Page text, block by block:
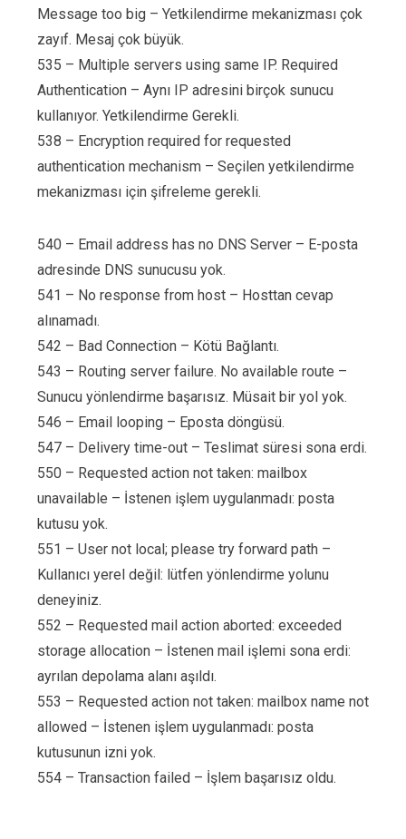
Message too big – Yetkilendirme mekanizması çok
zayıf. Mesaj çok büyük.
535 – Multiple servers using same IP. Required
Authentication – Aynı IP adresini birçok sunucu
kullanıyor. Yetkilendirme Gerekli.
538 – Encryption required for requested
authentication mechanism – Seçilen yetkilendirme
mekanizması için şifreleme gerekli.
540 – Email address has no DNS Server – E-posta
adresinde DNS sunucusu yok.
541 – No response from host – Hosttan cevap
alınamadı.
542 – Bad Connection – Kötü Bağlantı.
543 – Routing server failure. No available route –
Sunucu yönlendirme başarısız. Müsait bir yol yok.
546 – Email looping – Eposta döngüsü.
547 – Delivery time-out – Teslimat süresi sona erdi.
550 – Requested action not taken: mailbox
unavailable – İstenen işlem uygulanmadı: posta
kutusu yok.
551 – User not local; please try forward path –
Kullanıcı yerel değil: lütfen yönlendirme yolunu
deneyiniz.
552 – Requested mail action aborted: exceeded
storage allocation – İstenen mail işlemi sona erdi:
ayrılan depolama alanı aşıldı.
553 – Requested action not taken: mailbox name not
allowed – İstenen işlem uygulanmadı: posta
kutusunun izni yok.
554 – Transaction failed – İşlem başarısız oldu.